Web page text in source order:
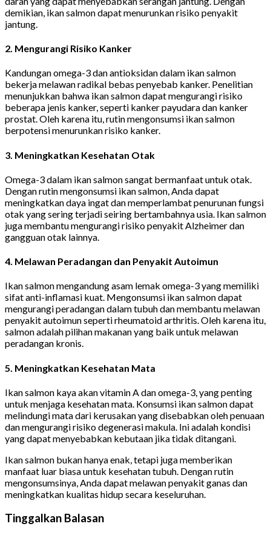
demikian, ikan salmon dapat menurunkan risiko penyakit
jantung.
2. Mengurangi Risiko Kanker
Kandungan omega-3 dan antioksidan dalam ikan salmon
bekerja melawan radikal bebas penyebab kanker. Penelitian
menunjukkan bahwa ikan salmon dapat mengurangi risiko
beberapa jenis kanker, seperti kanker payudara dan kanker
prostat. Oleh karena itu, rutin mengonsumsi ikan salmon
berpotensi menurunkan risiko kanker.
3. Meningkatkan Kesehatan Otak
Omega-3 dalam ikan salmon sangat bermanfaat untuk otak.
Dengan rutin mengonsumsi ikan salmon, Anda dapat
meningkatkan daya ingat dan memperlambat penurunan fungsi
otak yang sering terjadi seiring bertambahnya usia. Ikan salmon
juga membantu mengurangi risiko penyakit Alzheimer dan
gangguan otak lainnya.
4. Melawan Peradangan dan Penyakit Autoimun
Ikan salmon mengandung asam lemak omega-3 yang memiliki
sifat anti-inflamasi kuat. Mengonsumsi ikan salmon dapat
mengurangi peradangan dalam tubuh dan membantu melawan
penyakit autoimun seperti rheumatoid arthritis. Oleh karena itu,
salmon adalah pilihan makanan yang baik untuk melawan
peradangan kronis.
5. Meningkatkan Kesehatan Mata
Ikan salmon kaya akan vitamin A dan omega-3, yang penting
untuk menjaga kesehatan mata. Konsumsi ikan salmon dapat
melindungi mata dari kerusakan yang disebabkan oleh penuaan
dan mengurangi risiko degenerasi makula. Ini adalah kondisi
yang dapat menyebabkan kebutaan jika tidak ditangani.
Ikan salmon bukan hanya enak, tetapi juga memberikan
manfaat luar biasa untuk kesehatan tubuh. Dengan rutin
mengonsumsinya, Anda dapat melawan penyakit ganas dan
meningkatkan kualitas hidup secara keseluruhan.
Tinggalkan Balasan